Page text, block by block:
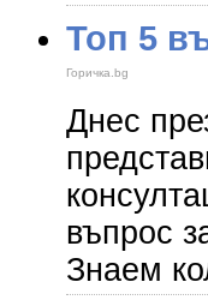
Топ 5
Горичка.bg
Днес
въпрос
Знаем